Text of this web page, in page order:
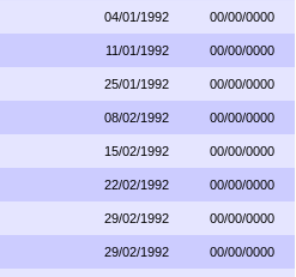
04/01/1992
00/00/0000
11/01/1992
00/00/0000
25/01/1992
00/00/0000
08/02/1992
00/00/0000
15/02/1992
00/00/0000
22/02/1992
00/00/0000
29/02/1992
00/00/0000
29/02/1992
00/00/0000